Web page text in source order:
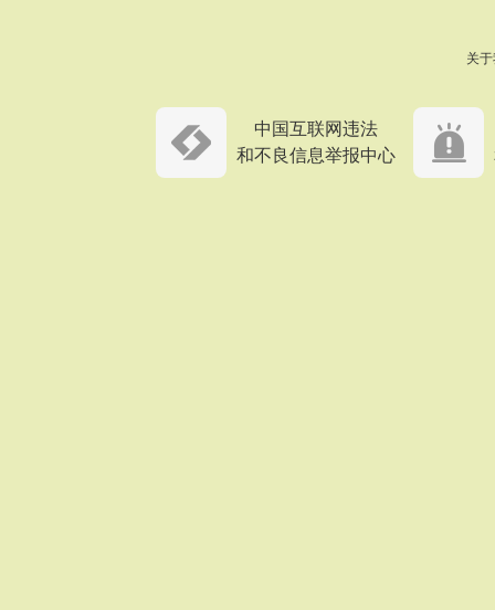
关
中国互联网违法
和不良信息举报中心